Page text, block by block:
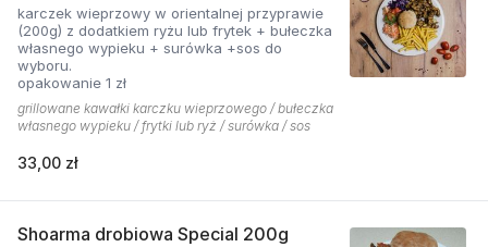
karczek wieprzowy w orientalnej przyprawie
(200g) z dodatkiem ryżu lub frytek + bułeczka
własnego wypieku + surówka +sos do
wyboru.
opakowanie 1 zł
grillowane kawałki karczku wieprzowego / bułeczka
własnego wypieku / frytki lub ryż / surówka / sos
33,00 zł
Shoarma drobiowa Special 200g